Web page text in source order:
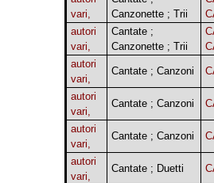
vari,
Canzonette ; Trii
autori
vari,
Cantate ;
Canzonette ; Trii
autori
vari,
Cantate ; Canzoni
autori
vari,
Cantate ; Canzoni
autori
vari,
Cantate ; Canzoni
autori
vari,
Cantate ; Duetti